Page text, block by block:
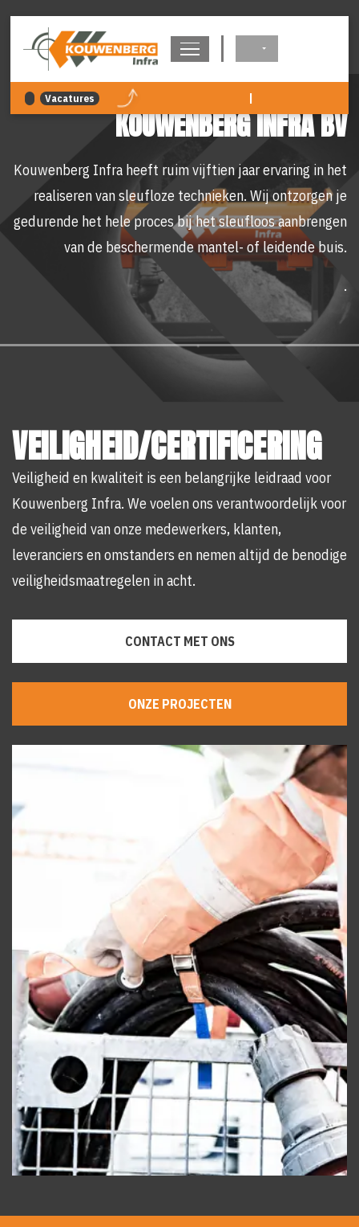
Vacatures |
KOUWENBERG INFRA BV
Kouwenberg Infra heeft ruim vijftien jaar ervaring in het
realiseren van sleufloze technieken. Wij ontzorgen je
gedurende het hele proces bij het sleufloos aanbrengen
van de beschermende mantel- of leidende buis.
.
VEILIGHEID/CERTIFICERING
Veiligheid en kwaliteit is een belangrijke leidraad voor
Kouwenberg Infra. We voelen ons verantwoordelijk voor
de veiligheid van onze medewerkers, klanten,
leveranciers en omstanders en nemen altijd de benodige
veiligheidsmaatregelen in acht.
CONTACT MET ONS
ONZE PROJECTEN